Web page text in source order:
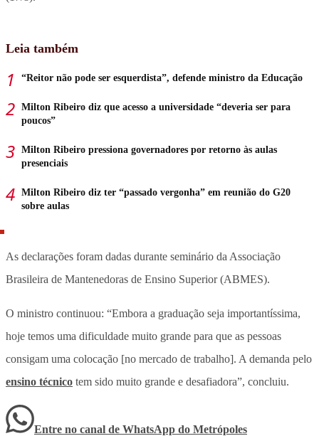
Leia também
“Reitor não pode ser esquerdista”, defende ministro da Educação
Milton Ribeiro diz que acesso a universidade “deveria ser para
poucos”
Milton Ribeiro pressiona governadores por retorno às aulas
presenciais
Milton Ribeiro diz ter “passado vergonha” em reunião do G20
sobre aulas
As declarações foram dadas durante seminário da Associação
Brasileira de Mantenedoras de Ensino Superior (ABMES).
O ministro continuou: “Embora a graduação seja importantíssima,
hoje temos uma dificuldade muito grande para que as pessoas
consigam uma colocação [no mercado de trabalho]. A demanda pelo
ensino técnico tem sido muito grande e desafiadora”, concluiu.
Entre no canal de WhatsApp do Metrópoles